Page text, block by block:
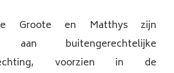
Groote en Matthys zijn
aan buitengerechtelijke
voorzien in de